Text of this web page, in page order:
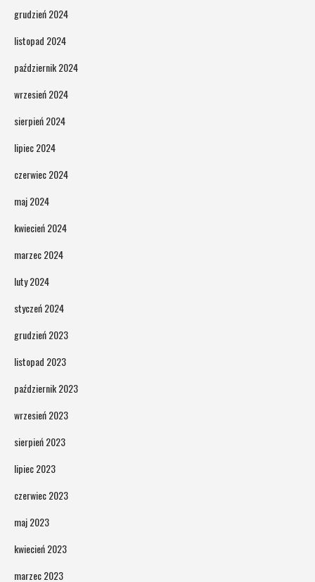
grudzień 2024
listopad 2024
październik 2024
wrzesień 2024
sierpień 2024
lipiec 2024
czerwiec 2024
maj 2024
kwiecień 2024
marzec 2024
luty 2024
styczeń 2024
grudzień 2023
listopad 2023
październik 2023
wrzesień 2023
sierpień 2023
lipiec 2023
czerwiec 2023
maj 2023
kwiecień 2023
marzec 2023